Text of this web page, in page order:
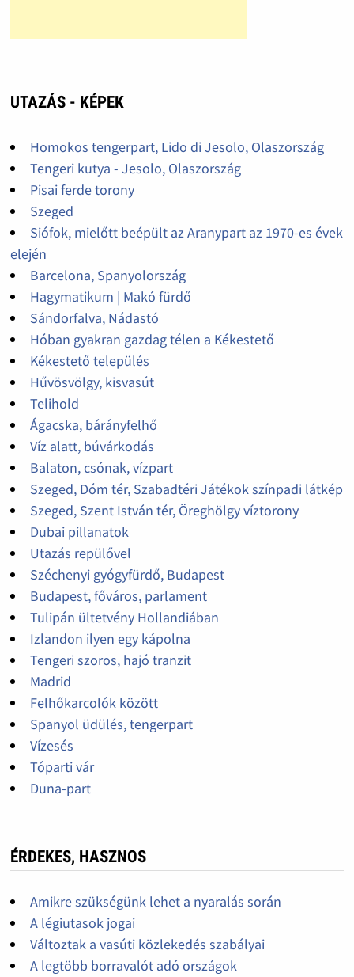
UTAZÁS - KÉPEK
Homokos tengerpart, Lido di Jesolo, Olaszország
Tengeri kutya - Jesolo, Olaszország
Pisai ferde torony
Szeged
Siófok, mielőtt beépült az Aranypart az 1970-es évek
elején
Barcelona, Spanyolország
Hagymatikum | Makó fürdő
Sándorfalva, Nádastó
Hóban gyakran gazdag télen a Kékestető
Kékestető település
Hűvösvölgy, kisvasút
Telihold
Ágacska, bárányfelhő
Víz alatt, búvárkodás
Balaton, csónak, vízpart
Szeged, Dóm tér, Szabadtéri Játékok színpadi látkép
Szeged, Szent István tér, Öreghölgy víztorony
Dubai pillanatok
Utazás repülővel
Széchenyi gyógyfürdő, Budapest
Budapest, főváros, parlament
Tulipán ültetvény Hollandiában
Izlandon ilyen egy kápolna
Tengeri szoros, hajó tranzit
Madrid
Felhőkarcolók között
Spanyol üdülés, tengerpart
Vízesés
Tóparti vár
Duna-part
ÉRDEKES, HASZNOS
Amikre szükségünk lehet a nyaralás során
A légiutasok jogai
Változtak a vasúti közlekedés szabályai
A legtöbb borravalót adó országok